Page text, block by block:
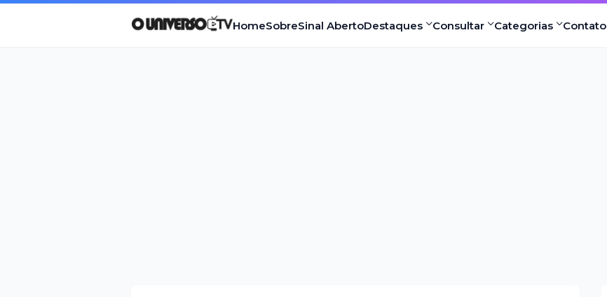
HomeSobreSinal AbertoDestaques Consultar Categorias Contato